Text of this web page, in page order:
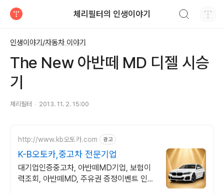
체리필터의 인생이야기
인생이야기/자동차 이야기
The New 아반떼 MD 디젤 시승
기
체리필터 2013. 11. 2. 15:00
http://www.kb오토카.com 광고
K-B오토카,중고차 전문기업
대기업인증중고차, 아반떼MD기업, 보험이
력조회, 아반떼MD, 주유권 증정이벤트 인증